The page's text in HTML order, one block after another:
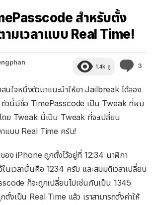
สำหรับตั้ง
มเวลาแบบ Real Time!
1.4k ดู 3
ใจหนึ่งตัวมาแนะนำให้ขา Jailbreak ได้ลอง
ตัวนี้มีชื่อ TimePasscode เป็น Tweak ที่ผม
ดย Tweak นี้เป็น Tweak ที่จะเปลี่ยน
าแบบ Real Time ครับ!
ของ iPhone ถูกตั้งไว้อยู่ที่ 12:34 นาฬิกา
นเวลานั้นคือ 1234 ครับ และสมมติเวลาเปลี่ยน
ก็จะถูกเปลี่ยนไปเช่นกันเป็น 1345
ตั้งเป็น Real Time แล้ว เราสามารถตั้งค่าให้